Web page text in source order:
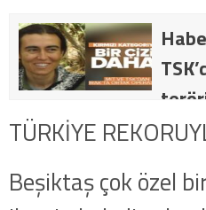
TÜRKİYE
Beşiktaş çok özel